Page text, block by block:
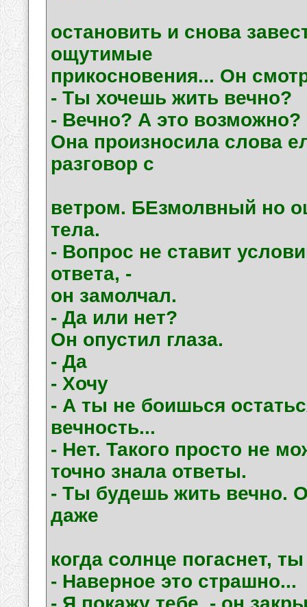
остановить и снова
ощутимые
прикосновения... Он
- Ты хочешь жить вечно?
- Вечно? А это возможно?
Она произносила слова
разговор с
ветром. БЕзмолвный но
тела.
- Вопрос не ставит
ответа, -
он замолчал.
- Да или нет?
Он опустил глаза.
- Да
- Хочу
- А ты не боишься
вечность...
- Нет. Такого просто не
точно знала ответы.
- Ты будешь жить вечно.
даже
когда солнце погаснет,
- Наверное это страшно...